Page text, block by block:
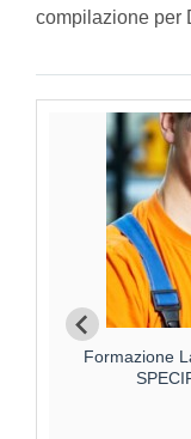
compilazione per
Formazione